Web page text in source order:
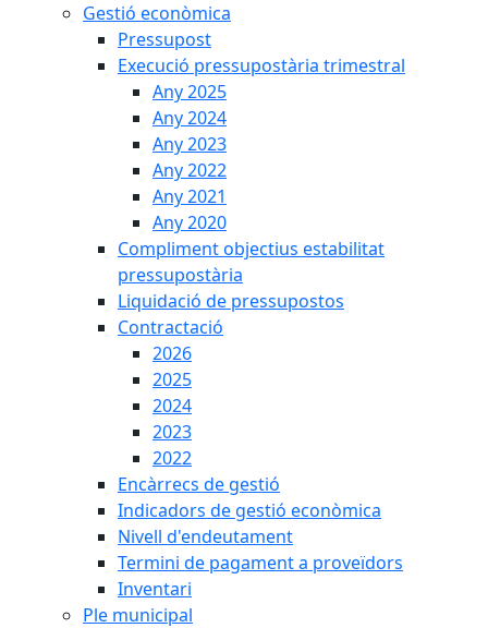
Gestió econòmica
Pressupost
Execució pressupostària trimestral
Any 2025
Any 2024
Any 2023
Any 2022
Any 2021
Any 2020
Compliment objectius estabilitat
pressupostària
Liquidació de pressupostos
Contractació
2026
2025
2024
2023
2022
Encàrrecs de gestió
Indicadors de gestió econòmica
Nivell d'endeutament
Termini de pagament a proveïdors
Inventari
Ple municipal